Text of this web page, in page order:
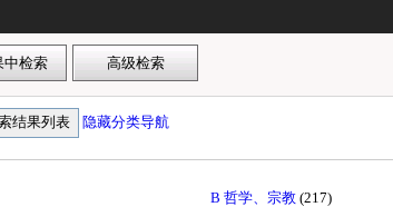
隐藏分类导航
B 哲学、宗教(217)